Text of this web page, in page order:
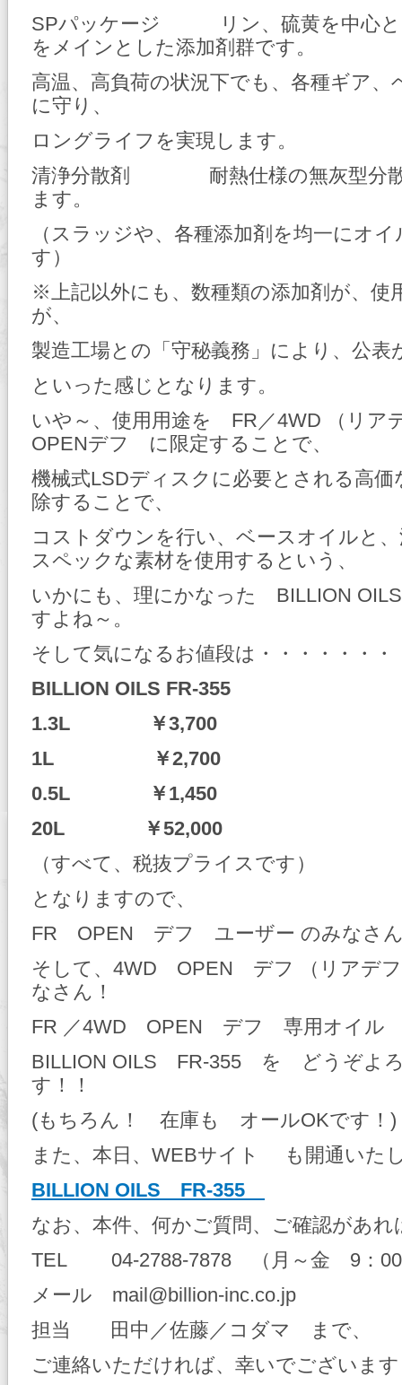
SPパッケージ リン、硫黄を中心と
をメインとした添加剤群です。
高温、高負荷の状況下でも、各種ギア、
に守り、
ロングライフを実現します。
清浄分散剤 耐熱仕様の無灰型分散
ます。
（スラッジや、各種添加剤を均一にオ
す）
※上記以外にも、数種類の添加剤が、使
が、
製造工場との「守秘義務」により、公表
といった感じとなります。
いや～、使用用途を FR／4WD （リ
OPENデフ に限定することで、
機械式LSDディスクに必要とされる高価
除することで、
コストダウンを行い、ベースオイルと
スペックな素材を使用するという、
いかにも、理にかなった BILLION
すよね～。
そして気になるお値段は・・・・・・・
BILLION OILS FR-355
1.3L ￥3,700
1L ￥2,700
0.5L ￥1,450
20L ￥52,000
（すべて、税抜プライスです）
となりますので、
FR OPEN デフ ユーザー のみなさ
そして、4WD OPEN デフ （リアデフ
なさん！
FR ／4WD OPEN デフ 専用オイル
BILLION OILS FR-355 を どうぞよ
す！！
(もちろん！ 在庫も オールOKです！)
また、本日、WEBサイト も開通いた
BILLION OILS FR-355
なお、本件、何かご質問、ご確認があれ
TEL 04-2788-7878 （月～金 9：00
メール mail@billion-inc.co.jp
担当 田中／佐藤／コダマ まで、
ご連絡いただければ、幸いでございま